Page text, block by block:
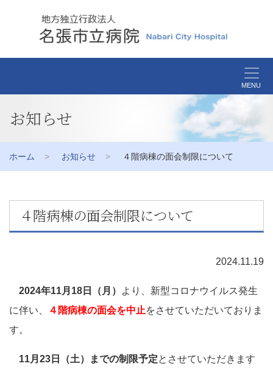
MENU
お知らせ
ホーム お知らせ ４階病棟の面会制限について
４階病棟の面会制限について
2024.11.19
2024年11月18日（月）
より、新型コロナウイルス発生
に伴い、
４階病棟の面会を中止をさせていただいておりま
す。
11月23日（土）までの制限予定とさせていただきます